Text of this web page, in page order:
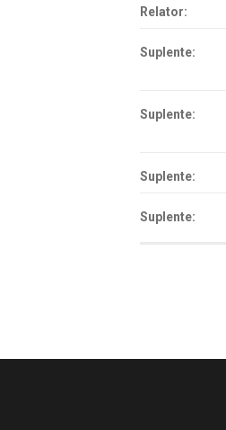
Relator:
Suplente:
Suplente:
Suplente:
Suplente: